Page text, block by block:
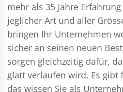
mehr als 35 Jahre
jeglicher Art und aller
bringen Ihr Unternehmen
sicher an seinen neuen
sorgen gleichzeitig dafür,
glatt verlaufen wird. Es gibt
das wissen Sie als